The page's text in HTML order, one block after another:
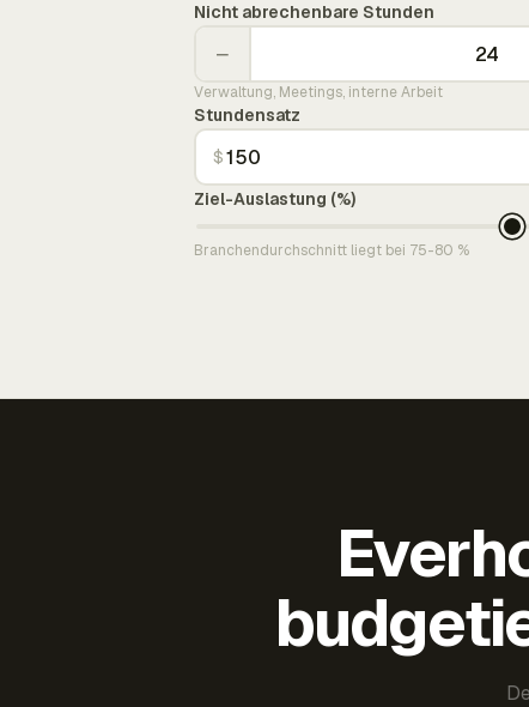
Nicht abrechenbare Stunden
−
Verwaltung, Meetings, interne Arbeit
Stundensatz
$
Ziel-Auslastung (%)
Branchendurchschnitt liegt bei 75-80 %